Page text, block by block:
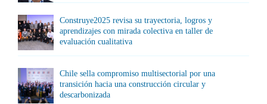
Construye2025 revisa su trayectoria, logros y
aprendizajes con mirada colectiva en taller de
evaluación cualitativa
Chile sella compromiso multisectorial por una
transición hacia una construcción circular y
descarbonizada